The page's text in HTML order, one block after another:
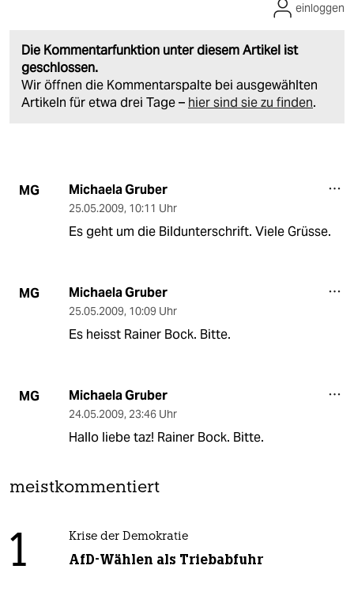
Die Kommentarfunktion unter diesem Artikel ist
geschlossen.
Wir öffnen die Kommentarspalte bei ausgewählten
Artikeln für etwa drei Tage – hier sind sie zu finden.
einloggen
MG Michaela Gruber
25.05.2009, 10:11 Uhr
Es geht um die Bildunterschrift. Viele Grüsse.
MG Michaela Gruber
25.05.2009, 10:09 Uhr
Es heisst Rainer Bock. Bitte.
MG Michaela Gruber
24.05.2009, 23:46 Uhr
Hallo liebe taz! Rainer Bock. Bitte.
meistkommentiert
1 Krise der Demokratie
AfD-Wählen als Triebabfuhr